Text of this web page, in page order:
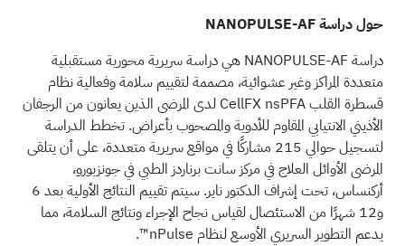
حول دراسة NANOPULSE-AF
دراسة NANOPULSE-AF هي دراسة سريرية محورية مستقبلية
متعددة المراكز وغير عشوائية، مصممة لتقييم سلامة وفعالية نظام
قسطرة القلب CellFX nsPFA لدى المرضى الذين يعانون من الرجفان
الأذيني الانتيابي المقاوم للأدوية والمصحوب بأعراض. تخطط الدراسة
لتسجيل حوالي 215 مشاركًا في مواقع سريرية متعددة، على أن يتلقى
المرضى الأوائل العلاج في مركز سانت برناردز الطبي في جونزبورو،
أركنساس، تحت إشراف الدكتور ناير. سيتم تقييم النتائج الأولية بعد 6
و12 شهرًا من الاستئصال لقياس نجاح الإجراء ونتائج السلامة، مما
يدعم التطوير السريري الأوسع لنظام nPulse™.